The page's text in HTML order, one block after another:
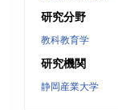
研究分野
教科教育学
研究機関
静岡産業大学